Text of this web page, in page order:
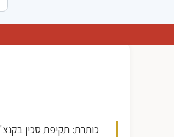
כותרת: תקיפת סכין בקנצ'נבורי - שני הרוגים תוכן: ב-13 במאי 2025, בשעות הערב,